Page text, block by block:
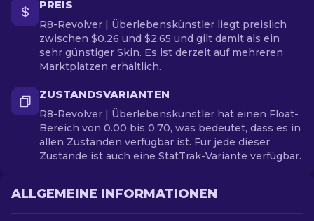
PREIS
R8-Revolver | Überlebenskünstler liegt preislich
zwischen $0.26 und $2.65 und gilt damit als ein
sehr günstiger Skin. Es ist derzeit auf mehreren
Marktplätzen erhältlich.
ZUSTANDSVARIANTEN
R8-Revolver | Überlebenskünstler hat einen Float-
Bereich von 0.00 bis 0.70, was bedeutet, dass es in
allen Zuständen verfügbar ist. Für jede dieser
Zustände ist auch eine StatTrak-Variante verfügbar.
ALLGEMEINE INFORMATIONEN